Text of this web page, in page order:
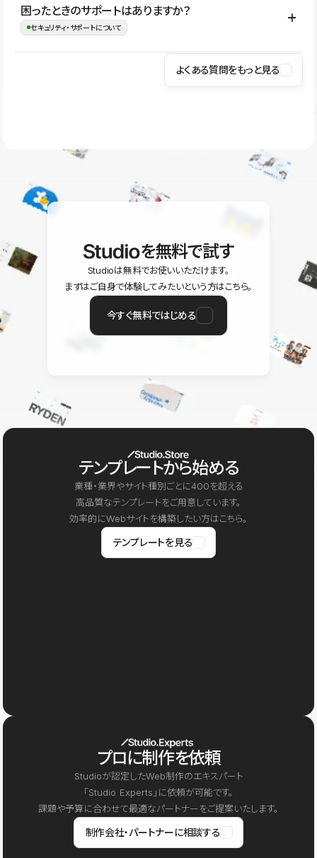
ながらレイアウトに影響を与えずに更新作業を進めやすくなりま
す。
Studioでは、公開サイトやサービスを安全に利用できるよう、通信
の暗号化、データ保護、アクセス管理、脆弱性対策など、複数の観
はSSL/TLSによる通信暗号化に対応しており、悪質なスクリプトの
困ったときのサポートはありますか？
セキュリティ・サポートについて
操作方法や機能については、ヘルプセンターでご確認いただけま
ユーザー同士で質問・相談できるコミュニティもご利用ください。
よくある質問をもっと見る
を無料で試す
Studioは無料でお使いいただけます。
まずはご自身で体験してみたいという方はこちら。
今すぐ無料ではじめる
テンプレートから始める
業種・業界やサイト種別ごとに400を超える
高品質なテンプレートをご用意しています。
効率的にWebサイトを構築したい方はこちら。
テンプレートを見る
プロに制作を依頼
Studioが認定したWeb制作のエキスパート
「Studio Experts」に依頼が可能です。
課題や予算に合わせて最適なパートナーをご提案いたします。
制作会社・パートナーに相談する